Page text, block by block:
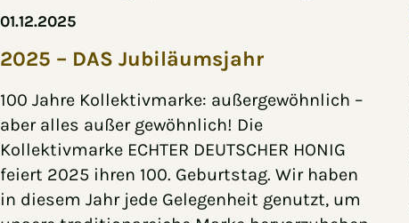
01.12.2025
2025 – DAS Jubiläumsjahr
100 Jahre Kollektivmarke: außergewöhnlich –
aber alles außer gewöhnlich! Die
Kollektivmarke ECHTER DEUTSCHER HONIG
feiert 2025 ihren 100. Geburtstag. Wir haben
in diesem Jahr jede Gelegenheit genutzt, um